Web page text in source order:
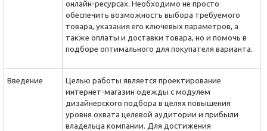
онлайн-ресурсах. Необходимо не просто
обеспечить возможность выбора требуемого
товара, указания его ключевых параметров, а
также оплаты и доставки товара, но и помочь в
подборе оптимального для покупателя варианта.
Введение
Целью работы является проекти­рование
интернет-магазин одежды с модулем
дизайнерского подбора в целях повышения
уровня охвата целевой аудитории и прибыли
владельца компании. Для достижения